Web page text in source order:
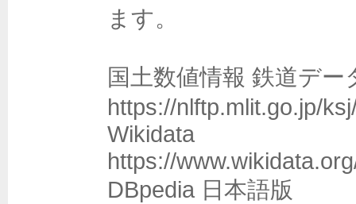
ます。
国土数値情報 鉄道デー
https://nlftp.mlit.go.jp/
Wikidata
https://
DBpedia 日本語版